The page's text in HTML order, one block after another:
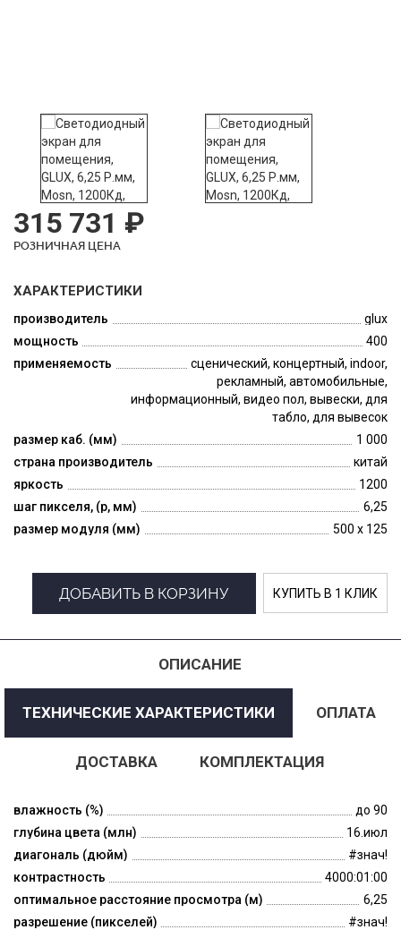
315 731 ₽
РОЗНИЧНАЯ ЦЕНА
ХАРАКТЕРИСТИКИ
производитель
glux
мощность
400
применяемость
сценический, концертный, indoor,
рекламный, автомобильные,
информационный, видео пол, вывески, для
табло, для вывесок
размер каб. (мм)
1 000
страна производитель
китай
яркость
1200
шаг пикселя, (p, мм)
6,25
размер модуля (мм)
500 x 125
ДОБАВИТЬ В КОРЗИНУ КУПИТЬ В 1 КЛИК
ОПИСАНИЕ
ТЕХНИЧЕСКИЕ ХАРАКТЕРИСТИКИ ОПЛАТА
ДОСТАВКА КОМПЛЕКТАЦИЯ
влажность (%)
до 90
глубина цвета (млн)
16.июл
диагональ (дюйм)
#знач!
контрастность
4000:01:00
оптимальное расстояние просмотра (м)
6,25
разрешение (пикселей)
#знач!